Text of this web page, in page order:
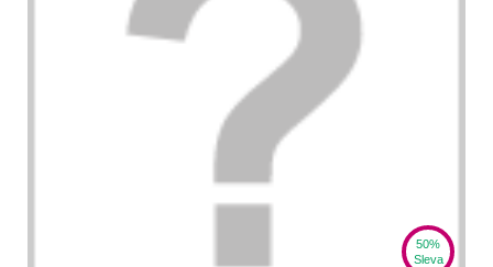
50%
Sleva